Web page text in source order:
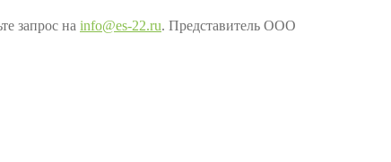
запрос на info@es-22.ru. Представитель ООО